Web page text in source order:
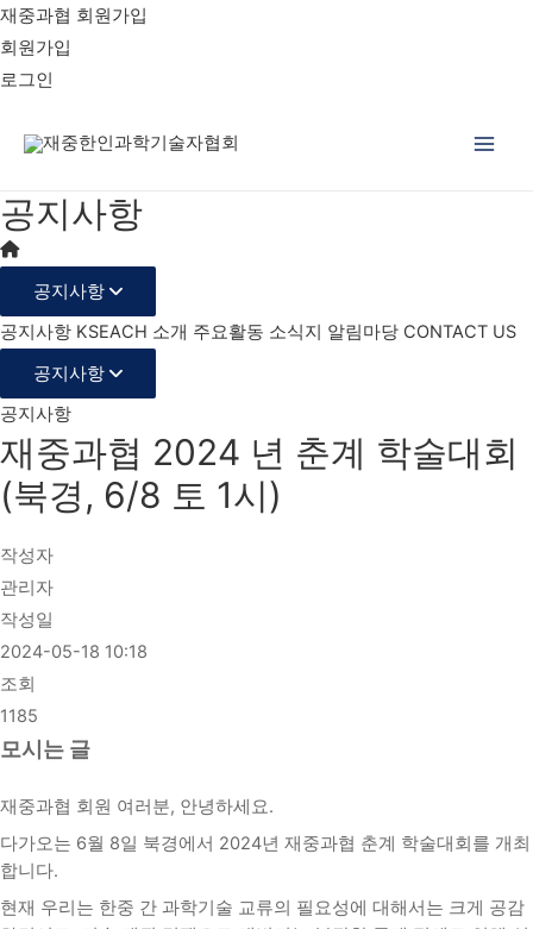
재중과협 회원가입
회원가입
로그인
공지사항
공지사항
공지사항 KSEACH 소개 주요활동 소식지 알림마당 CONTACT US
공지사항
공지사항
재중과협 2024 년 춘계 학술대회
(북경, 6/8 토 1시)
작성자
관리자
작성일
2024-05-18 10:18
조회
1185
모시는 글
재중과협 회원 여러분, 안녕하세요.
다가오는 6월 8일 북경에서 2024년 재중과협 춘계 학술대회를 개최
합니다.
현재 우리는 한중 간 과학기술 교류의 필요성에 대해서는 크게 공감